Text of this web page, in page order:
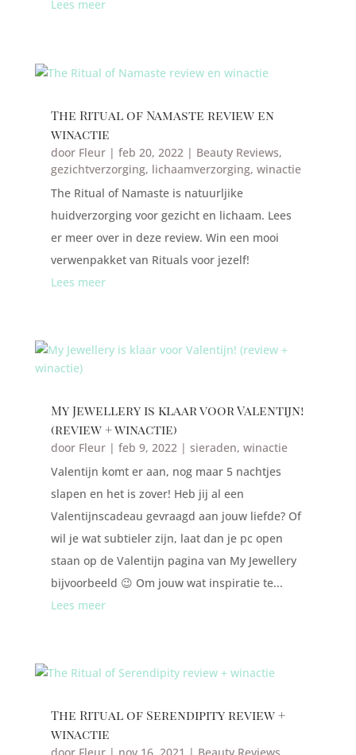
Lees meer
The Ritual of Namaste review en
winactie
door Fleur| feb 20, 2022 | Beauty Reviews,
gezichtverzorging, lichaamverzorging, winactie
The Ritual of Namaste is natuurljike
huidverzorging voor gezicht en lichaam. Lees
er meer over in deze review. Win een mooi
verwenpakket van Rituals voor jezelf!
Lees meer
My Jewellery is klaar voor Valentijn!
(review + winactie)
door Fleur| feb 9, 2022 | sieraden, winactie
Valentijn komt er aan, nog maar 5 nachtjes
slapen en het is zover! Heb jij al een
Valentijnscadeau gevraagd aan jouw liefde? Of
wil je wat subtieler zijn, laat dan je pc open
staan op de Valentijn pagina van My Jewellery
bijvoorbeeld 😉 Om jouw wat inspiratie te...
Lees meer
The Ritual of Serendipity review +
winactie